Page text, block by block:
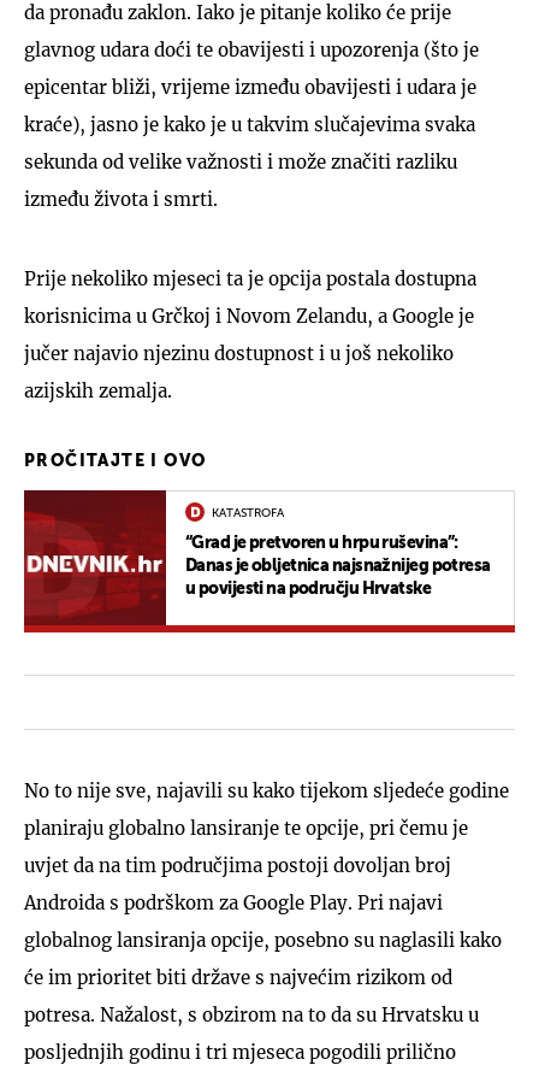
da pronađu zaklon. Iako je pitanje koliko će prije
glavnog udara doći te obavijesti i upozorenja (što je
epicentar bliži, vrijeme između obavijesti i udara je
kraće), jasno je kako je u takvim slučajevima svaka
sekunda od velike važnosti i može značiti razliku
između života i smrti.
Prije nekoliko mjeseci ta je opcija postala dostupna
korisnicima u Grčkoj i Novom Zelandu, a Google je
jučer najavio njezinu dostupnost i u još nekoliko
azijskih zemalja.
PROČITAJTE I OVO
KATASTROFA
“Grad je pretvoren u hrpu ruševina”:
Danas je obljetnica najsnažnijeg potresa
u povijesti na području Hrvatske
No to nije sve, najavili su kako tijekom sljedeće godine
planiraju globalno lansiranje te opcije, pri čemu je
uvjet da na tim područjima postoji dovoljan broj
Androida s podrškom za Google Play. Pri najavi
globalnog lansiranja opcije, posebno su naglasili kako
će im prioritet biti države s najvećim rizikom od
potresa. Nažalost, s obzirom na to da su Hrvatsku u
posljednjih godinu i tri mjeseca pogodili prilično